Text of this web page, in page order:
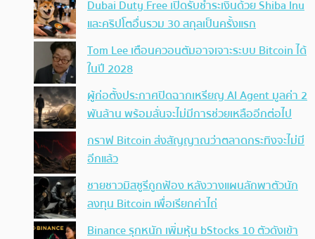
Dubai Duty Free เปิดรับชำระเงินด้วย Shiba Inu
และคริปโตอื่นรวม 30 สกุลเป็นครั้งแรก
Tom Lee เตือนควอนตัมอาจเจาะระบบ Bitcoin ได้
ในปี 2028
ผู้ก่อตั้งประกาศปิดฉากเหรียญ AI Agent มูลค่า 2
พันล้าน พร้อมลั่นจะไม่มีการช่วยเหลืออีกต่อไป
กราฟ Bitcoin ส่งสัญญาณว่าตลาดกระทิงจะไม่มี
อีกแล้ว
ชายชาวมิสซูรีถูกฟ้อง หลังวางแผนลักพาตัวนัก
ลงทุน Bitcoin เพื่อเรียกค่าไถ่
Binance รุกหนัก เพิ่มหุ้น bStocks 10 ตัวดังเข้า